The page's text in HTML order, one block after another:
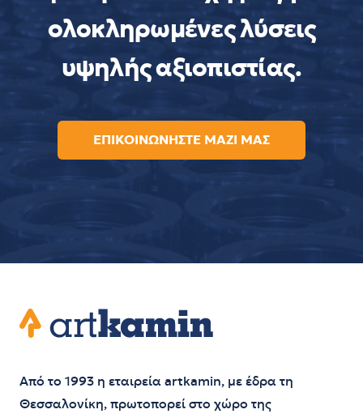
ολοκληρωμένες λύσεις
υψηλής αξιοπιστίας.
ΕΠΙΚΟΙΝΩΝΗΣΤΕ ΜΑΖΙ ΜΑΣ
Από το 1993 η εταιρεία artkamin, με έδρα τη
Θεσσαλονίκη, πρωτοπορεί στο χώρο της